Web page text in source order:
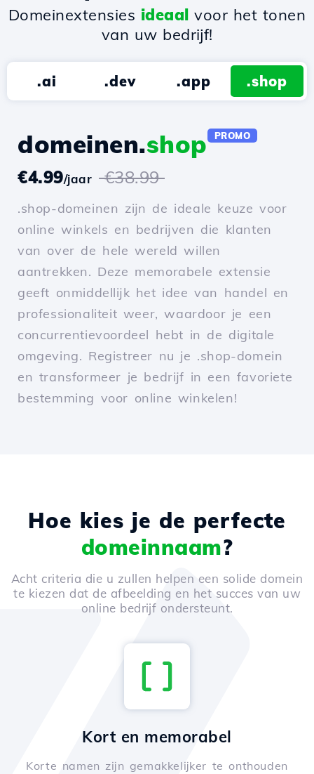
Domeinextensies ideaal voor het tonen
van uw bedrijf!
.ai .dev .app .shop
domeinen.shop PROMO
€4.99/jaar €38.99
.shop-domeinen zijn de ideale keuze voor
online winkels en bedrijven die klanten
van over de hele wereld willen
aantrekken. Deze memorabele extensie
geeft onmiddellijk het idee van handel en
professionaliteit weer, waardoor je een
concurrentievoordeel hebt in de digitale
omgeving. Registreer nu je .shop-domein
en transformeer je bedrijf in een favoriete
bestemming voor online winkelen!
Hoe kies je de perfecte
domeinnaam?
Acht criteria die u zullen helpen een solide domein
te kiezen dat de afbeelding en het succes van uw
online bedrijf ondersteunt.
Kort en memorabel
Korte namen zijn gemakkelijker te onthouden